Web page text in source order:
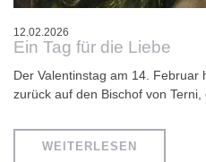
12.02.2026
Ein Tag für die Liebe
Der Valentinstag am 14. Februar
zurück auf den Bischof von Terni,
WEITERLESEN